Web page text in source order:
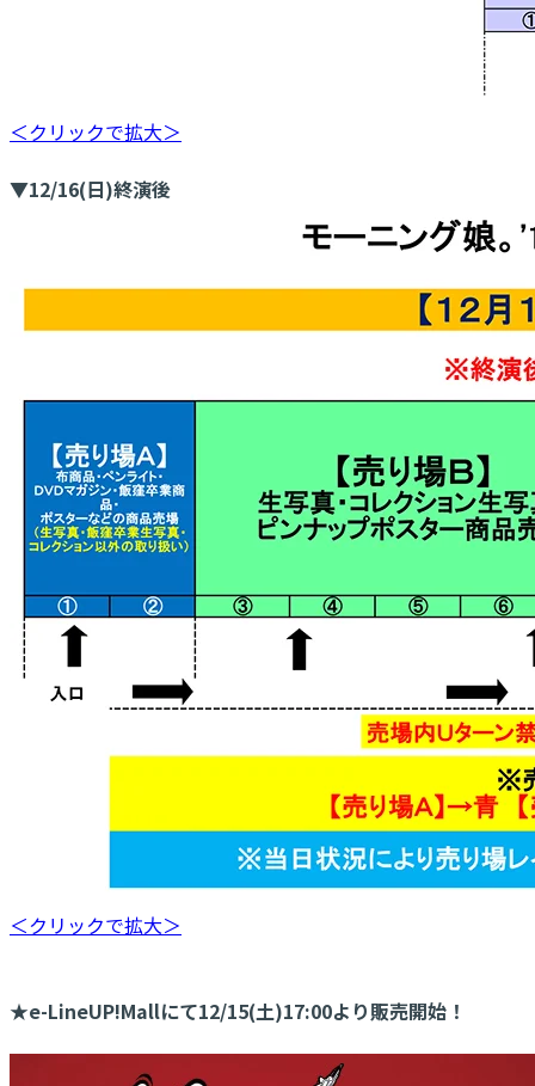
＜クリックで拡大＞
▼12/16(日)終演後
＜クリックで拡大＞
★e-LineUP!Mallにて12/15(土)17:00より販売開始！